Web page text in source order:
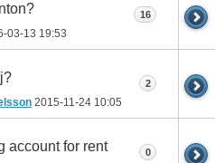
03-13 19:53
16
2015-11-24 10:05
2
account for rent 0